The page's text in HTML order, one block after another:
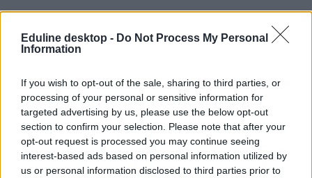
Eduline desktop - Do Not Process My Personal
Information
If you wish to opt-out of the sale, sharing to third parties, or
processing of your personal or sensitive information for
targeted advertising by us, please use the below opt-out
section to confirm your selection. Please note that after your
opt-out request is processed you may continue seeing
interest-based ads based on personal information utilized by
us or personal information disclosed to third parties prior to
#Történelemtanárok Egylte